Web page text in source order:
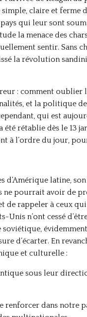
claire et ferme
qui leur sont
la menace des
sentir.
la révolution
: comment oublier
et la politique
qui est
rétablie dès le 13
à l’ordre du jour,
d’Amérique latine,
ne pourrait avoir de
rappeler à ceux qui
Unis n’ont cessé
d’écarter. En
et culturelle :
sous leur
renforcer dans notre